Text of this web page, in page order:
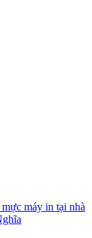
máy in tại nhà